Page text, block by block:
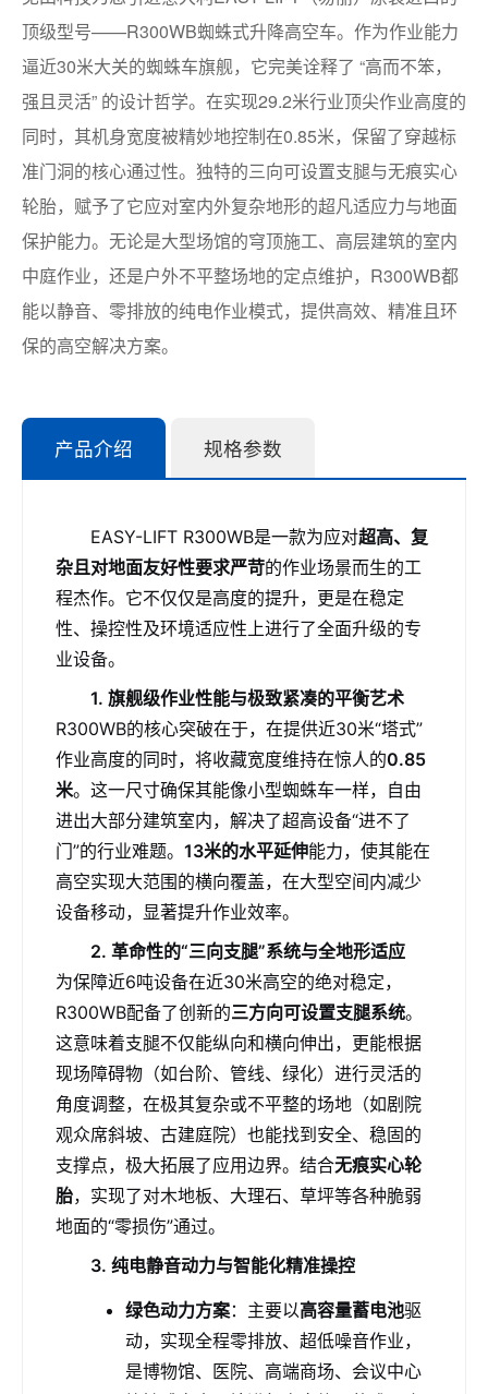
顶级型号——R300WB蜘蛛式升降高空车。作为作业能力
逼近30米大关的蜘蛛车旗舰，它完美诠释了 “高而不笨，
强且灵活” 的设计哲学。在实现29.2米行业顶尖作业高度的
同时，其机身宽度被精妙地控制在0.85米，保留了穿越标
准门洞的核心通过性。独特的三向可设置支腿与无痕实心
轮胎，赋予了它应对室内外复杂地形的超凡适应力与地面
保护能力。无论是大型场馆的穹顶施工、高层建筑的室内
中庭作业，还是户外不平整场地的定点维护，R300WB都
能以静音、零排放的纯电作业模式，提供高效、精准且环
保的高空解决方案。
产品介绍 规格参数
EASY-LIFT R300WB是一款为应对超高、复
杂且对地面友好性要求严苛的作业场景而生的工
程杰作。它不仅仅是高度的提升，更是在稳定
性、操控性及环境适应性上进行了全面升级的专
业设备。
1. 旗舰级作业性能与极致紧凑的平衡艺术
R300WB的核心突破在于，在提供近30米“塔式”
作业高度的同时，将收藏宽度维持在惊人的0.85
米。这一尺寸确保其能像小型蜘蛛车一样，自由
进出大部分建筑室内，解决了超高设备“进不了
门”的行业难题。 13米的水平延伸能力，使其能在
高空实现大范围的横向覆盖，在大型空间内减少
设备移动，显著提升作业效率。
2. 革命性的“三向支腿”系统与全地形适应
为保障近6吨设备在近30米高空的绝对稳定，
R300WB配备了创新的三方向可设置支腿系统。
这意味着支腿不仅能纵向和横向伸出，更能根据
现场障碍物（如台阶、管线、绿化）进行灵活的
角度调整，在极其复杂或不平整的场地（如剧院
观众席斜坡、古建庭院）也能找到安全、稳固的
支撑点，极大拓展了应用边界。结合无痕实心轮
胎，实现了对木地板、大理石、草坪等各种脆弱
地面的“零损伤”通过。
3. 纯电静音动力与智能化精准操控
绿色动力方案：主要以高容量蓄电池驱
动，实现全程零排放、超低噪音作业，
是博物馆、医院、高端商场、会议中心